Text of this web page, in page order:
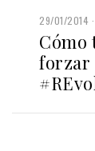
29/01/2014
Cómo
forzar